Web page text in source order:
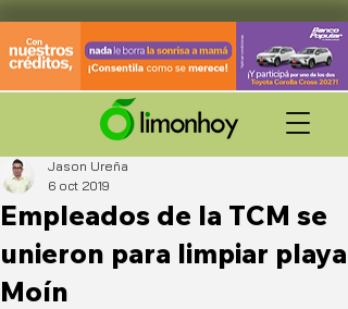
Empleados de la TCM se
unieron para limpiar playa
Moín
Jason Ureña
6 oct 2019